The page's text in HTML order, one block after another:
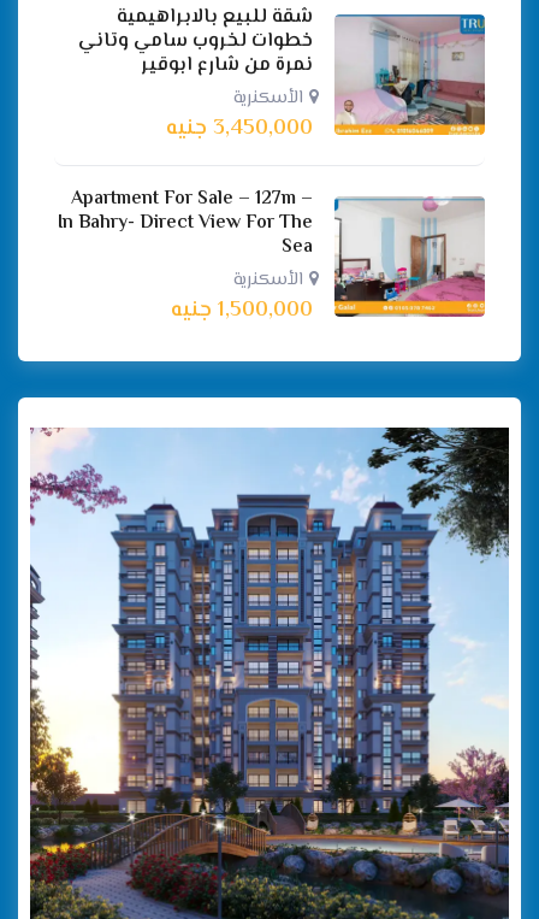
شقة للبيع بالابراهيمية
خطوات لخروب سامي وتاني
نمرة من شارع ابوقير
الأسكنرية
3,450,000 جنيه
Apartment For Sale – 127m –
In Bahry- Direct View For The
Sea
الأسكنرية
1,500,000 جنيه